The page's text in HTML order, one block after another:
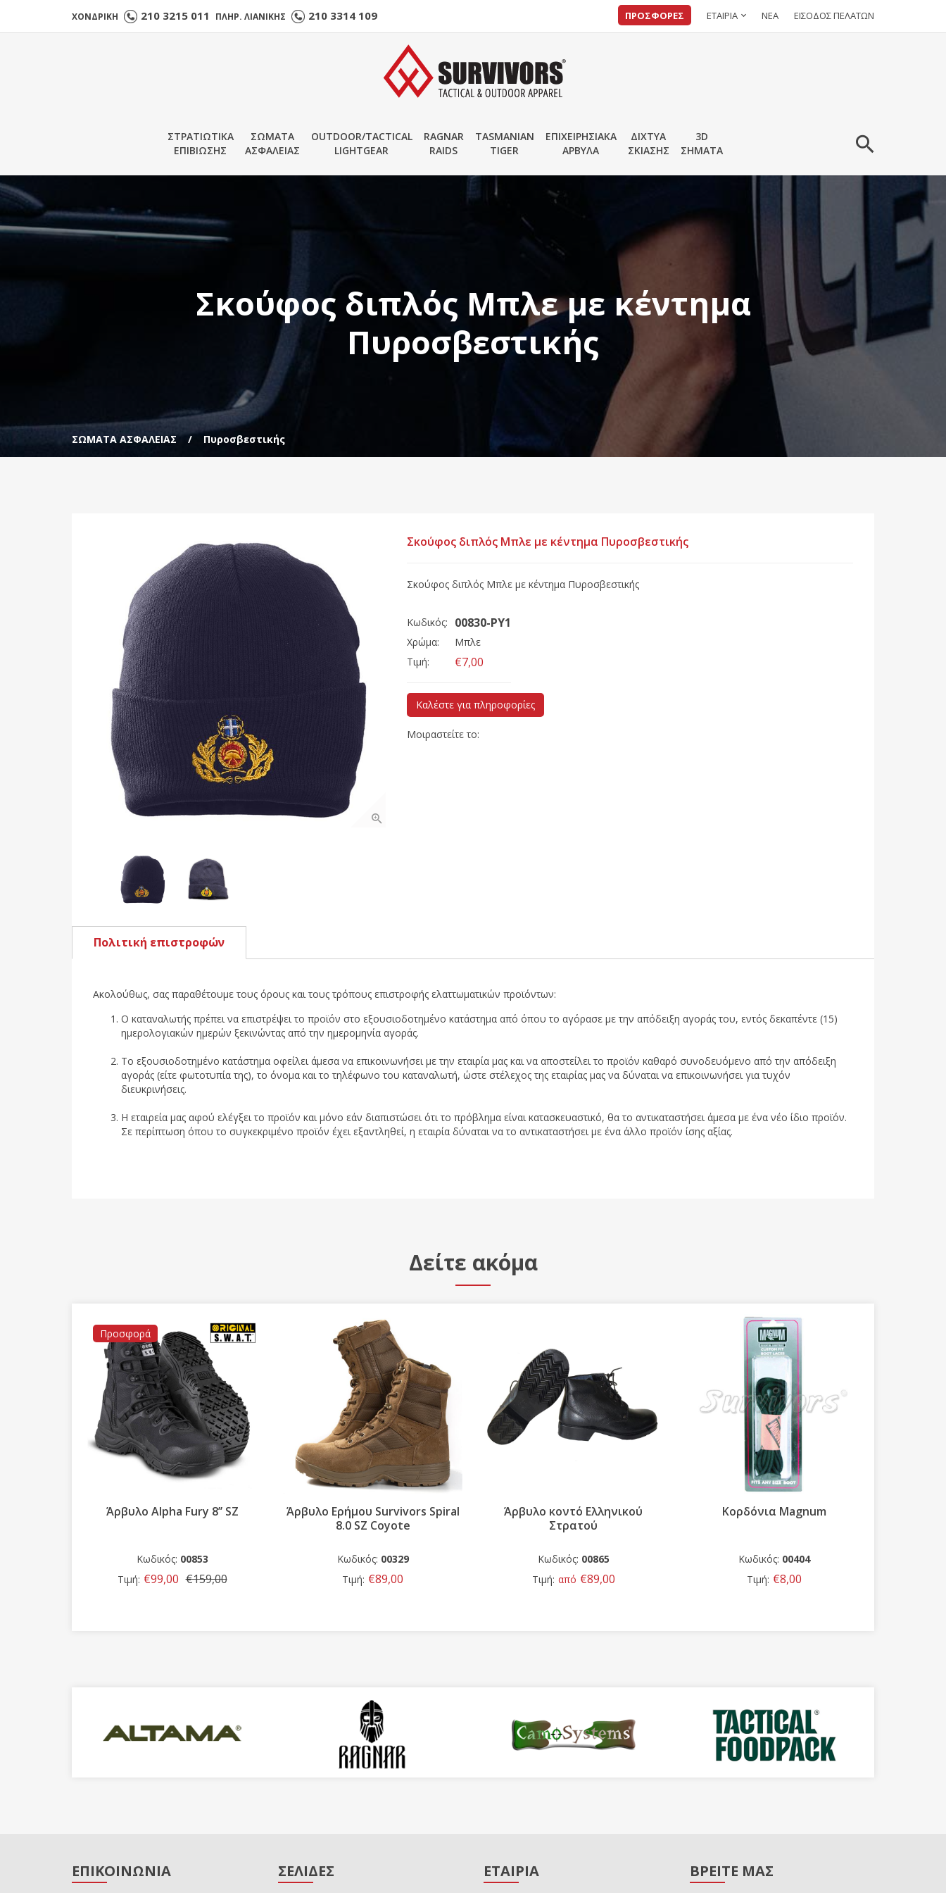
ΧΟΝΔΡΙΚΗ 210 3215 011 ΠΛΗΡ. ΛΙΑΝΙΚΗΣ 210 3314 109 ΠΡΟΣΦΟΡΕΣ ΕΤΑΙΡΙΑ ΝΕΑ ΕΙΣΟΔΟΣ ΠΕΛΑΤΩΝ
ΣΤΡΑΤΙΩΤΙΚΑ
ΕΠΙΒΙΩΣΗΣ
ΣΩΜΑΤΑ
ΑΣΦΑΛΕΙΑΣ
OUTDOOR/TACTICAL
LIGHTGEAR
RAGNAR
RAIDS
TASMANIAN
TIGER
ΕΠΙΧΕΙΡΗΣΙΑΚΑ
ΑΡΒΥΛΑ
ΔΙΧΤΥΑ
ΣΚΙΑΣΗΣ
3D
ΣΗΜΑΤΑ
Σκούφος διπλός Μπλε με κέντημα
Πυροσβεστικής
ΣΩΜΑΤΑ ΑΣΦΑΛΕΙΑΣ Πυροσβεστικής
Σκούφος διπλός Μπλε με κέντημα Πυροσβεστικής
Σκούφος διπλός Μπλε με κέντημα Πυροσβεστικής
Κωδικός: 00830-PY1
Χρώμα:
Μπλε
Τιμή:
€7,00
Καλέστε για πληροφορίες
Μοιραστείτε το:
Πολιτική επιστροφών
Ακολούθως, σας παραθέτουμε τους όρους και τους τρόπους επιστροφής ελαττωματικών προϊόντων:
Ο καταναλωτής πρέπει να επιστρέψει το προϊόν στο εξουσιοδοτημένο κατάστημα από όπου το αγόρασε με την απόδειξη αγοράς του, εντός δεκαπέντε (15)
ημερολογιακών ημερών ξεκινώντας από την ημερομηνία αγοράς.
Το εξουσιοδοτημένο κατάστημα οφείλει άμεσα να επικοινωνήσει με την εταιρία μας και να αποστείλει το προϊόν καθαρό συνοδευόμενο από την απόδειξη
αγοράς (είτε φωτοτυπία της), το όνομα και το τηλέφωνο του καταναλωτή, ώστε στέλεχος της εταιρίας μας να δύναται να επικοινωνήσει για τυχόν
διευκρινήσεις.
Η εταιρεία μας αφού ελέγξει το προϊόν και μόνο εάν διαπιστώσει ότι το πρόβλημα είναι κατασκευαστικό, θα το αντικαταστήσει άμεσα με ένα νέο ίδιο προϊόν.
Σε περίπτωση όπου το συγκεκριμένο προϊόν έχει εξαντληθεί, η εταιρία δύναται να το αντικαταστήσει με ένα άλλο προϊόν ίσης αξίας.
Δείτε ακόμα
Προσφορά
Άρβυλο Alpha Fury 8’’ SZ
Κωδικός: 00853
Τιμή: €99,00 €159,00
Άρβυλο Ερήμου Survivors Spiral
8.0 SZ Coyote
Κωδικός: 00329
Τιμή: €89,00
Άρβυλο κοντό Ελληνικού
Στρατού
Κωδικός: 00865
Τιμή: από €89,00
Κορδόνια Magnum
Κωδικός: 00404
Τιμή: €8,00
ΕΠΙΚΟΙΝΩΝΙΑ ΣΕΛΙΔΕΣ ΕΤΑΙΡΙΑ ΒΡΕΙΤΕ ΜΑΣ